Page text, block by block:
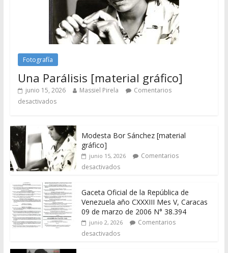
Fotografía
Una Parálisis [material gráfico]
junio 15, 2026 Massiel Pirela
Comentarios
desactivados
Modesta Bor Sánchez [material
gráfico]
junio 15, 2026
Comentarios
desactivados
Gaceta Oficial de la República de
Venezuela año CXXXIII Mes V, Caracas
09 de marzo de 2006 N° 38.394
junio 2, 2026
Comentarios
desactivados